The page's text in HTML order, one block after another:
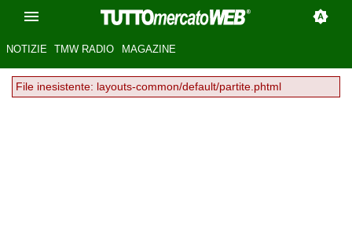
NOTIZIE TMW RADIO MAGAZINE
File inesistente: layouts-common/default/partite.phtml